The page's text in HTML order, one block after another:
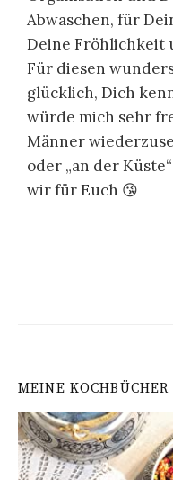
Abwaschen, für
Deine Fröhlichkeit
Für diesen
glücklich, Dich
würde mich sehr
Männer
oder „an der
wir für Euch 😘
MEINE KOCHBÜCHER